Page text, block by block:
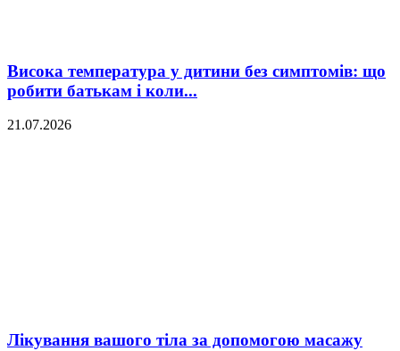
Висока температура у дитини без симптомів: що
робити батькам і коли...
21.07.2026
Лікування вашого тіла за допомогою масажу